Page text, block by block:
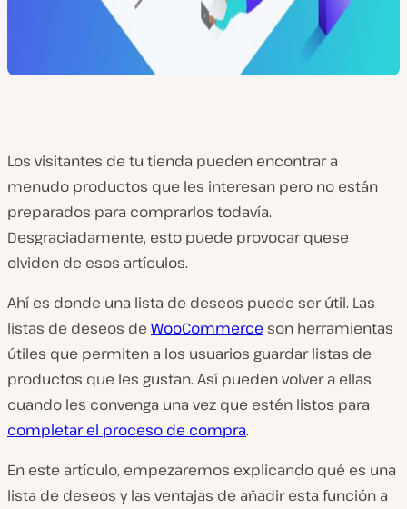
Los visitantes de tu tienda pueden encontrar a
menudo productos que les interesan pero no están
preparados para comprarlos todavía.
Desgraciadamente, esto puede provocar quese
olviden de esos artículos.
Ahí es donde una lista de deseos puede ser útil. Las
listas de deseos de WooCommerce son herramientas
útiles que permiten a los usuarios guardar listas de
productos que les gustan. Así pueden volver a ellas
cuando les convenga una vez que estén listos para
completar el proceso de compra.
En este artículo, empezaremos explicando qué es una
lista de deseos y las ventajas de añadir esta función a